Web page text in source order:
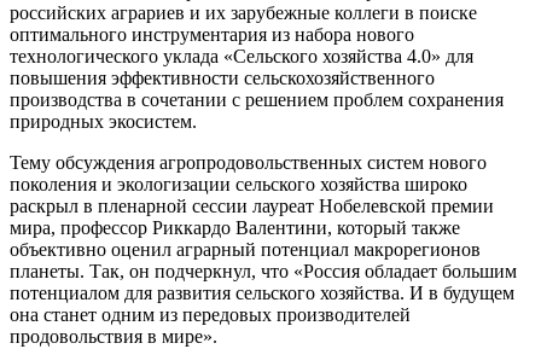
российских аграриев и их зарубежные коллеги в поиске
оптимального инструментария из набора нового
технологического уклада «Сельского хозяйства 4.0» для
повышения эффективности сельскохозяйственного
производства в сочетании с решением проблем сохранения
природных экосистем.
Тему обсуждения агропродовольственных систем нового
поколения и экологизации сельского хозяйства широко
раскрыл в пленарной сессии лауреат Нобелевской премии
мира, профессор Риккардо Валентини, который также
объективно оценил аграрный потенциал макрорегионов
планеты. Так, он подчеркнул, что «Россия обладает большим
потенциалом для развития сельского хозяйства. И в будущем
она станет одним из передовых производителей
продовольствия в мире».